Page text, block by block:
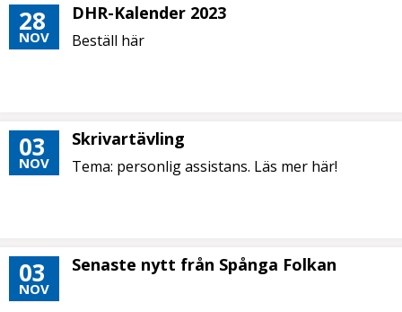
28
NOV
DHR-Kalender 2023
Beställ här
03
NOV
Skrivartävling
Tema: personlig assistans. Läs mer här!
03
NOV
Senaste nytt från Spånga Folkan